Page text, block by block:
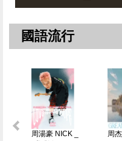
國語流行
周湯豪 NICK _
周